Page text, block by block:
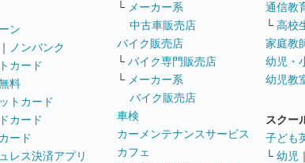
ン
｜
ノンバンク
カード
料
トカード
カード
ード
レス決済アプリ
└ メーカー系
中古車販売店
バイク販売店
└ バイク専門販売店
└ メーカー系
バイク販売店
車検
カーメンテナンスサービス
カフェ
通信教
└ 高校
家庭教
幼児・
幼児教
スクー
子ども
└ 幼児 ｜